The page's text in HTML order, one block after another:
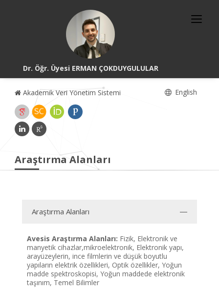
Dr. Öğr. Üyesi ERMAN ÇOKDUYGULULAR
Akademik Veri Yönetim Sistemi English
Araştırma Alanları
Araştırma Alanları
Avesis Araştırma Alanları: Fizik, Elektronik ve
manyetik cihazlar,mikroelektronik, Elektronik yapı,
arayüzeylerin, ince filmlerin ve düşük boyutlu
yapıların elektrik özellikleri, Optik özellikler, Yoğun
madde spektroskopisi, Yoğun maddede elektronik
taşınım, Temel Bilimler